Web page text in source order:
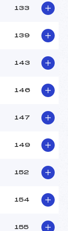
133
139
143
146
147
149
152
154
155